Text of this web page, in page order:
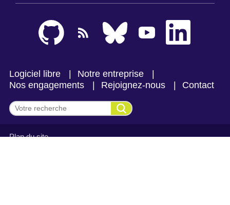
Logiciel libre
Notre entreprise
Nos engagements
Rejoignez-nous Contact
Effectuer une recherche
Plan du site